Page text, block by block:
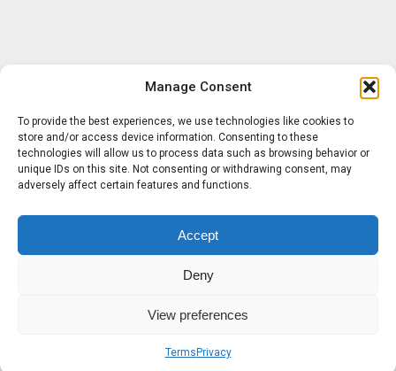
Manage Consent
To provide the best experiences, we use technologies like cookies to
store and/or access device information. Consenting to these
technologies will allow us to process data such as browsing behavior or
unique IDs on this site. Not consenting or withdrawing consent, may
adversely affect certain features and functions.
Accept
Deny
View preferences
Terms Privacy
Sobre nosotros Términos